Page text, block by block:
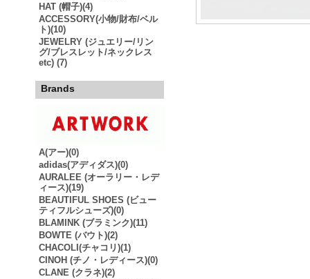
HAT (帽子)(4)
ACCESSORY(小物/財布/ベル
ト)(10)
JEWELRY (ジュエリー/リン
グ/ブレスレット/ネックレス
etc) (7)
Brands
A(アー)(0)
adidas(アディダス)(0)
AURALEE (オーラリー・レデ
ィース)(19)
BEAUTIFUL SHOES (ビュー
ティフルシューズ)(0)
BLAMINK (ブラミンク)(11)
BOWTE (バウト)(2)
CHACOLI(チャコリ)(1)
CINOH (チノ・レディース)(0)
CLANE (クラネ)(2)